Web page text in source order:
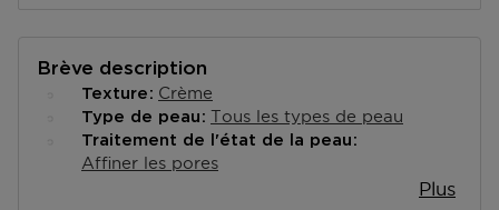
Brève description
Texture Crème
Type de peau Tous les types de peau
Traitement de l'état de la peau
Affiner les pores
Plus